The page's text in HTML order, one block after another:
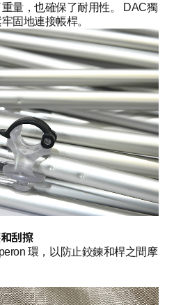
量，也確保了耐用性。 DAC獨
固地連接帳桿。
刮擦
環，以防止鉸鍊和桿之間摩